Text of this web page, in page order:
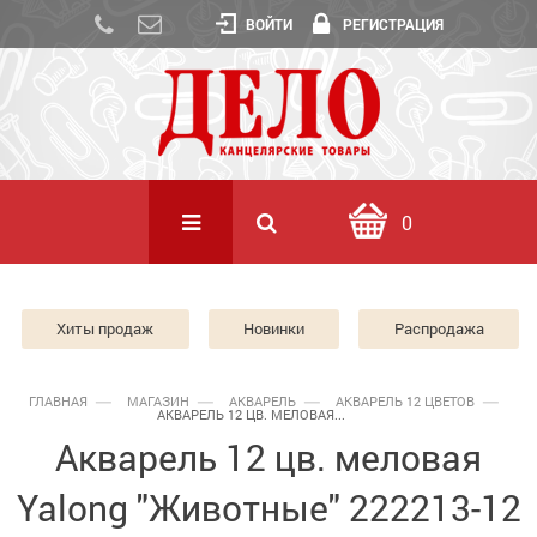
ВОЙТИ РЕГИСТРАЦИЯ
0
Хиты продаж Новинки Распродажа
ГЛАВНАЯ МАГАЗИН АКВАРЕЛЬ АКВАРЕЛЬ 12 ЦВЕТОВ
АКВАРЕЛЬ 12 ЦВ. МЕЛОВАЯ...
Акварель 12 цв. меловая
Yalong "Животные" 222213-12